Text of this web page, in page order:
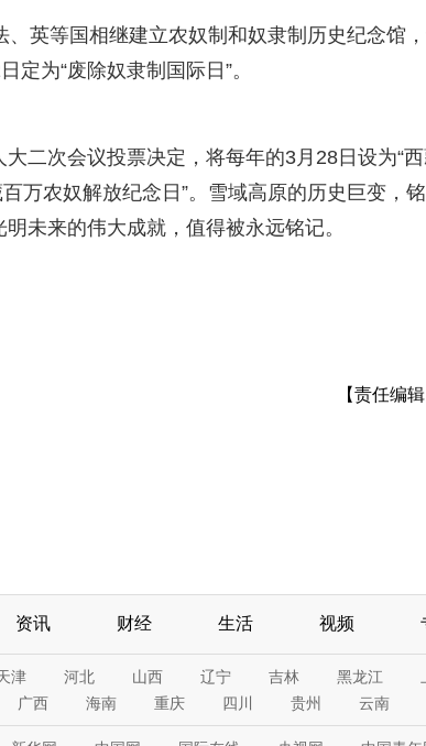
英等国相继建立农奴制和奴隶制历史纪念馆
为“废除奴隶制国际日”。
二次会议投票决定，将每年的3月28日设为“
万农奴解放纪念日”。雪域高原的历史巨变，
未来的伟大成就，值得被永远铭记。
【责任编
资讯 财经 生活 视频
津 河北 山西 辽宁 吉林 黑龙江
广西 海南 重庆 四川 贵州 云南